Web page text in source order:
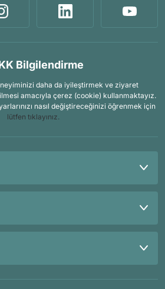
Bilgilendirme
daha da iyileştirmek ve ziyaret
amacıyla çerez (cookie) kullanmaktayız.
nasıl değiştireceğinizi öğrenmek için
lütfen tıklayınız.